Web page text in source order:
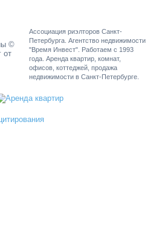
©
от
Ассоциация риэлторов Санкт-
Петербурга. Агентство недвижимости
"Время Инвест". Работаем с 1993
года. Аренда квартир, комнат,
офисов, коттеджей, продажа
недвижимости в Санкт-Петербурге.